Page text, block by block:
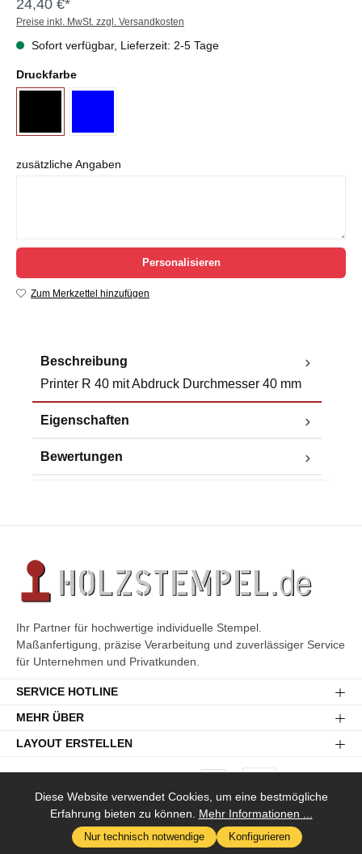
24,40 €*
Preise inkl. MwSt. zzgl. Versandkosten
Sofort verfügbar, Lieferzeit: 2-5 Tage
Druckfarbe
zusätzliche Angaben
Personalisieren
Zum Merkzettel hinzufügen
Beschreibung
Printer R 40 mit Abdruck Durchmesser 40 mm
Eigenschaften
Bewertungen
Ihr Partner für hochwertige individuelle Stempel.
Maßanfertigung, präzise Verarbeitung und zuverlässiger Service
für Unternehmen und Privatkunden.
SERVICE HOTLINE
MEHR ÜBER
LAYOUT ERSTELLEN
* Alle Preise inkl. gesetzl. Mehrwertsteuer zzgl. Versandkosten
Nachnahmegebühren, wenn nicht anders angegeben.
Diese Website verwendet Cookies, um eine bestmögliche
Erfahrung bieten zu können. Mehr Informationen ...
Nur technisch notwendige Konfigurieren